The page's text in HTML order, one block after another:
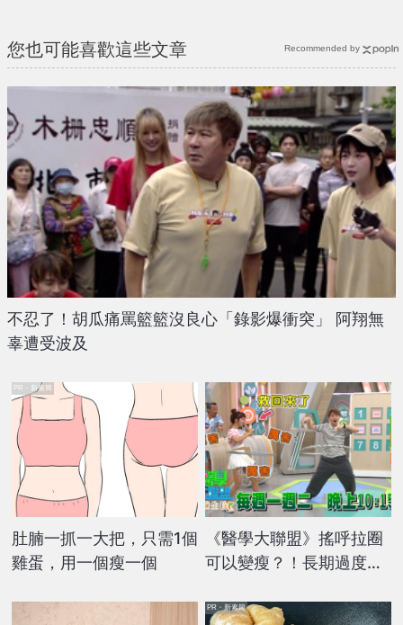
您也可能喜歡這些文章
不忍了！胡瓜痛罵籃籃沒良心「錄影爆衝突」 阿翔無
辜遭受波及
肚腩一抓一大把，只需1個
雞蛋，用一個瘦一個
PR・新素簡
《醫學大聯盟》搖呼拉圈
可以變瘦？！長期過度使
PR・新素簡
Recommended by